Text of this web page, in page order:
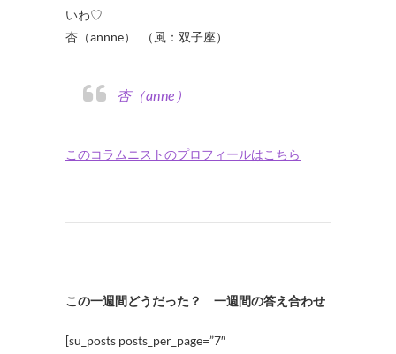
いわ♡
杏（annne） （風：双子座）
杏（anne）
このコラムニストのプロフィールはこちら
この一週間どうだった？ 一週間の答え合わせ
[su_posts posts_per_page=”7″